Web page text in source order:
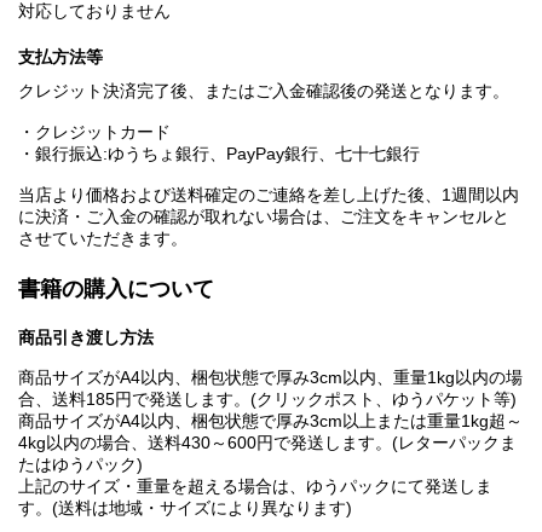
対応しておりません
支払方法等
クレジット決済完了後、またはご入金確認後の発送となります。
・クレジットカード
・銀行振込:ゆうちょ銀行、PayPay銀行、七十七銀行
当店より価格および送料確定のご連絡を差し上げた後、1週間以内
に決済・ご入金の確認が取れない場合は、ご注文をキャンセルと
させていただきます。
書籍の購入について
商品引き渡し方法
商品サイズがA4以内、梱包状態で厚み3cm以内、重量1kg以内の場
合、送料185円で発送します。(クリックポスト、ゆうパケット等)
商品サイズがA4以内、梱包状態で厚み3cm以上または重量1kg超～
4kg以内の場合、送料430～600円で発送します。(レターパックま
たはゆうパック)
上記のサイズ・重量を超える場合は、ゆうパックにて発送しま
す。(送料は地域・サイズにより異なります)